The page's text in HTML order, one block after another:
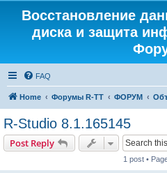
Восстановление
диска и защита
FAQ
Home Форумы R-TT ФОРУМ
R-Studio 8.1.165145
Post Reply
1 post •